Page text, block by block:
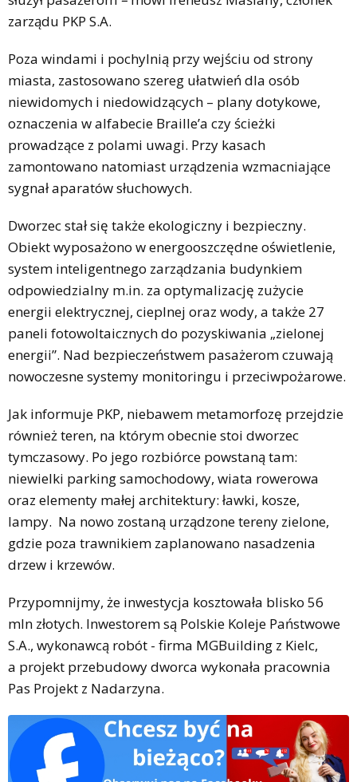
zarządu PKP S.A.
Poza windami i pochylnią przy wejściu od strony
miasta, zastosowano szereg ułatwień dla osób
niewidomych i niedowidzących – plany dotykowe,
oznaczenia w alfabecie Braille’a czy ścieżki
prowadzące z polami uwagi. Przy kasach
zamontowano natomiast urządzenia wzmacniające
sygnał aparatów słuchowych.
Dworzec stał się także ekologiczny i bezpieczny.
Obiekt wyposażono w energooszczędne oświetlenie,
system inteligentnego zarządzania budynkiem
odpowiedzialny m.in. za optymalizację zużycie
energii elektrycznej, cieplnej oraz wody, a także 27
paneli fotowoltaicznych do pozyskiwania „zielonej
energii”. Nad bezpieczeństwem pasażerom czuwają
nowoczesne systemy monitoringu i przeciwpożarowe.
Jak informuje PKP, niebawem metamorfozę przejdzie
również teren, na którym obecnie stoi dworzec
tymczasowy. Po jego rozbiórce powstaną tam:
niewielki parking samochodowy, wiata rowerowa
oraz elementy małej architektury: ławki, kosze,
lampy. Na nowo zostaną urządzone tereny zielone,
gdzie poza trawnikiem zaplanowano nasadzenia
drzew i krzewów.
Przypomnijmy, że inwestycja kosztowała blisko 56
mln złotych. Inwestorem są Polskie Koleje Państwowe
S.A., wykonawcą robót - firma MGBuilding z Kielc,
a projekt przebudowy dworca wykonała pracownia
Pas Projekt z Nadarzyna.